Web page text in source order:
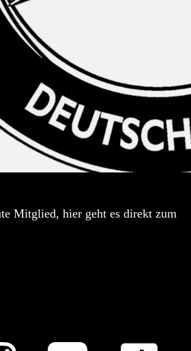
Mitglied, hier geht es direkt zum